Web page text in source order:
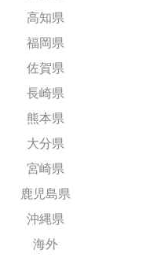
高知県
福岡県
佐賀県
長崎県
熊本県
大分県
宮崎県
鹿児島県
沖縄県
海外